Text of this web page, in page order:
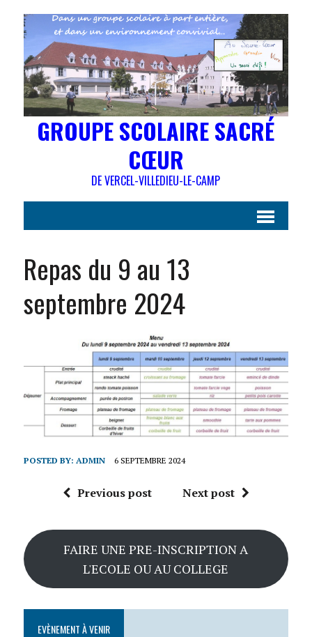
GROUPE SCOLAIRE SACRÉ
CŒUR
DE VERCEL-VILLEDIEU-LE-CAMP
Repas du 9 au 13
septembre 2024
POSTED BY: ADMIN 6 SEPTEMBRE 2024
Previous post Next post
FAIRE UNE PRE-INSCRIPTION A
L'ECOLE OU AU COLLEGE
EVÈNEMENT À VENIR